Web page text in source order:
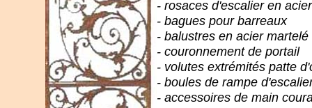
- rosaces d'escalier en acier
- bagues pour barreaux
- balustres en acier martelé
- couronnement de portail
- volutes extrémités patte
- boules de rampe
- accessoires de main